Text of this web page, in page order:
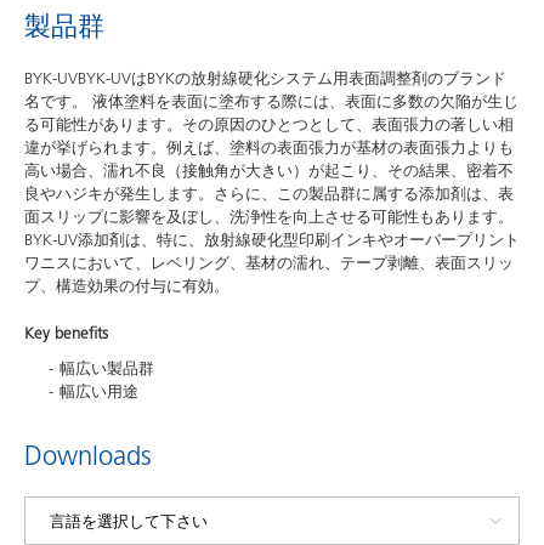
製品群
BYK-UVBYK-UVはBYKの放射線硬化システム用表面調整剤のブランド
名です。 液体塗料を表面に塗布する際には、表面に多数の欠陥が生じ
る可能性があります。その原因のひとつとして、表面張力の著しい相
違が挙げられます。例えば、塗料の表面張力が基材の表面張力よりも
高い場合、濡れ不良（接触角が大きい）が起こり、その結果、密着不
良やハジキが発生します。さらに、この製品群に属する添加剤は、表
面スリップに影響を及ぼし、洗浄性を向上させる可能性もあります。
BYK-UV添加剤は、特に、放射線硬化型印刷インキやオーバープリント
ワニスにおいて、レベリング、基材の濡れ、テープ剥離、表面スリッ
プ、構造効果の付与に有効。
Key benefits
幅広い製品群
幅広い用途
Downloads